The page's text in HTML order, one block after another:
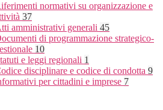
normativi su organizzazione e
37
amministrativi generali 45
di programmazione strategico-
10
e leggi regionali 1
disciplinare e codice di condotta 9
per cittadini e imprese 7